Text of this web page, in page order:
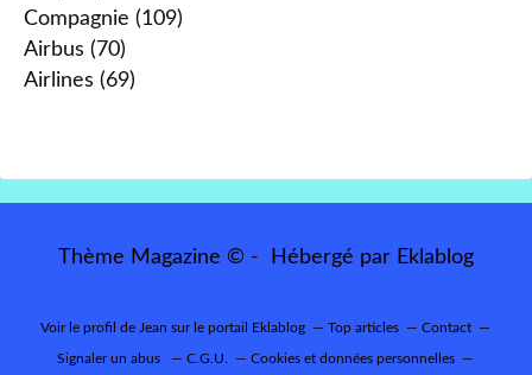
Compagnie (109)
Airbus (70)
Airlines (69)
Thème Magazine © - Hébergé par Eklablog
Voir le profil de Jean sur le portail Eklablog Top articles Contact
Signaler un abus C.G.U. Cookies et données personnelles